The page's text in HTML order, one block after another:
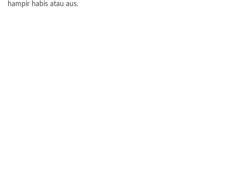
hampir habis atau aus.